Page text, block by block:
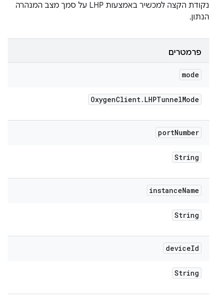
נקודת הקצה למכשיר באמצעות LHP על סמך מצב המנהרה
הנתון.
פרמטרים
mode
OxygenClient. LHPTunnelMode
portNumber
String
instanceName
String
deviceId
String